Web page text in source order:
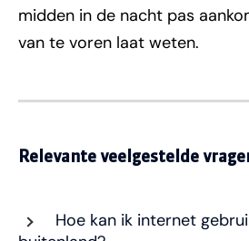
midden in de nacht pas
van te voren laat weten.
Relevante veelgestelde
Hoe kan ik internet